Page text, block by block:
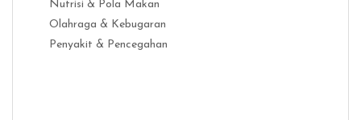
Nutrisi & Pola Makan
Olahraga & Kebugaran
Penyakit & Pencegahan